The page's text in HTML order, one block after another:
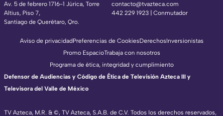
Av. 5 de febrero 1716-1 Júrica, Torre
Altius, Piso 7,
Santiago de Querétaro, Qro.
contacto@tvazteca.com
442 229 1923 | Conmutador
TV Azteca, M.R. & ©, TV Azteca, S.A.B. de C.V. Todos los derechos reservados,
Aviso de privacidadPreferencias de CookiesDerechosInversionistas
Promo EspacioTrabaja con nosotros
Programa de ética, integridad y cumplimiento
Defensor de Audiencias y Código de Ética de Televisión Azteca III y
Televisora del Valle de México